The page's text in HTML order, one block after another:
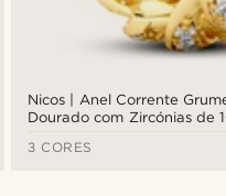
Nicos | Anel Corrente
Dourado com Zircónias de
3 CORES